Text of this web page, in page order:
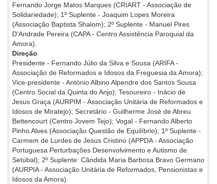
Fernando Jorge Matos Marques (CRIART - Associação de
Solidariedade); 1º Suplente - Joaquim Lopes Moreira
(Associação Baptista Shalom); 2º Suplente - Manuel Pires
D'Andrade Pereira (CAPA - Centro Assistência Paroquial da
Amora).
Direção
Presidente - Fernando Júlio da Silva e Sousa (ARIFA -
Associação de Reformados e Idosos da Freguesia da Amora);
Vice-presidente - António Albino Alpendre dos Santos Sousa
(Centro Social da Quinta do Anjo); Tesoureiro - Inácio de
Jesus Graça (AURPIM - Associação Unitária de Reformados e
Idosos de Miratejo); Secretário - Guilherme José de Abreu
Bettencourt (Centro Jovem Tejo); Vogal - Fernando Alberto
Pinho Alves (Associação Questão de Equilíbrio); 1º Suplente -
Carmem de Lurdes de Jesus Cristino (APPDA - Associação
Portuguesa Perturbações Desenvolvimento e Autismo de
Setúbal); 2º Suplente: Cândida Maria Barbosa Bravo Germano
(AURPIA - Associação Unitária de Reformados, Pensionistas e
Idosos da Amora).